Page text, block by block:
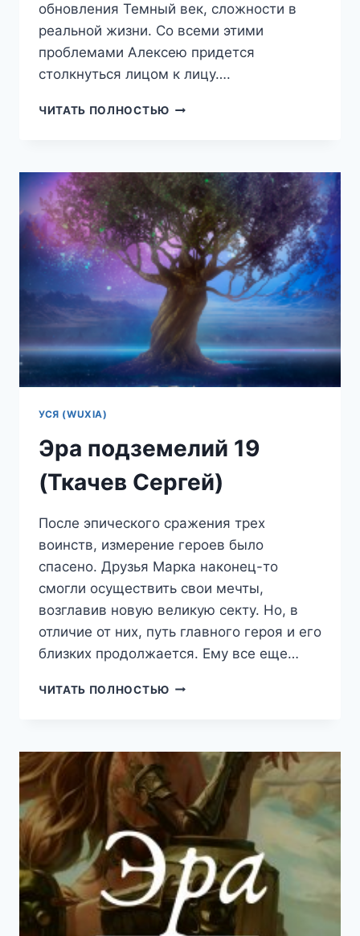
обновления Темный век, сложности в
реальной жизни. Со всеми этими
проблемами Алексею придется
столкнуться лицом к лицу….
ЧИТАТЬ ПОЛНОСТЬЮ ТРИ
(ТКАЧЕВ
СЕРГЕЙ)
УСЯ (WUXIA)
Эра подземелий 19
(Ткачев Сергей)
После эпического сражения трех
воинств, измерение героев было
спасено. Друзья Марка наконец-то
смогли осуществить свои мечты,
возглавив новую великую секту. Но, в
отличие от них, путь главного героя и его
близких продолжается. Ему все еще…
ЧИТАТЬ ПОЛНОСТЬЮ ЭРА
СЕРГЕЙ)